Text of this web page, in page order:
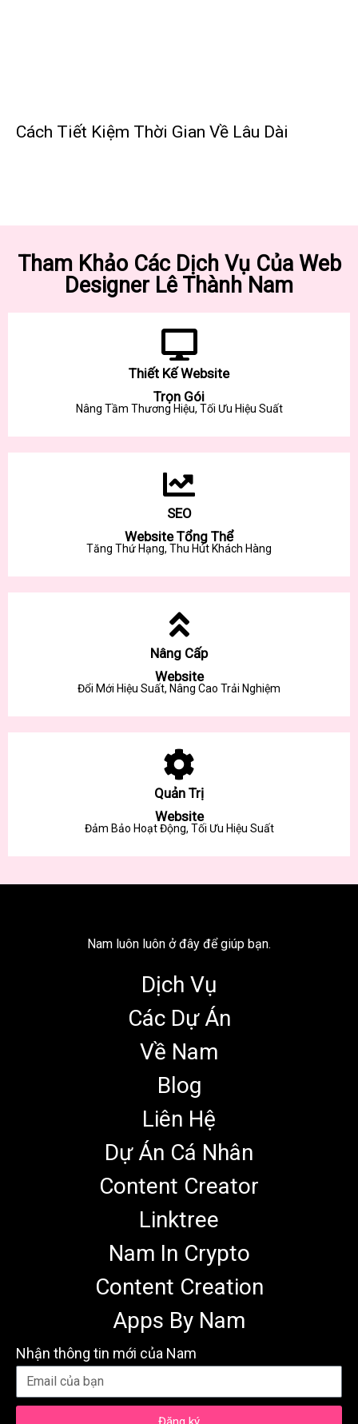
Cách Tiết Kiệm Thời Gian Về Lâu Dài
Tham Khảo Các Dịch Vụ Của Web
Designer Lê Thành Nam
Thiết Kế Website
Trọn Gói
Nâng Tầm Thương Hiệu, Tối Ưu Hiệu Suất
SEO
Website Tổng Thể
Tăng Thứ Hạng, Thu Hút Khách Hàng
Nâng Cấp
Website
Đổi Mới Hiệu Suất, Nâng Cao Trải Nghiệm
Quản Trị
Website
Đảm Bảo Hoạt Động, Tối Ưu Hiệu Suất
Nam luôn luôn ở đây để giúp bạn.
Dịch Vụ
Các Dự Án
Về Nam
Blog
Liên Hệ
Dự Án Cá Nhân
Content Creator
Linktree
Nam In Crypto
Content Creation
Apps By Nam
Nhận thông tin mới của Nam